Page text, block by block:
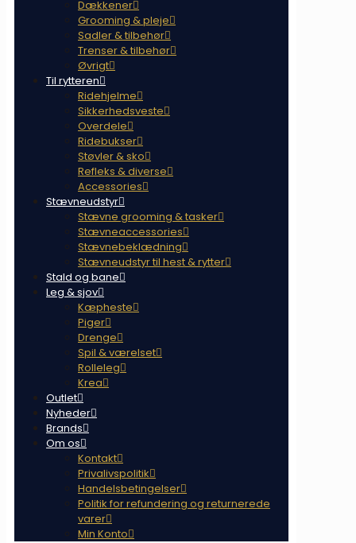
Dækkener
Grooming & pleje
Sadler & tilbehør
Trenser & tilbehør
Øvrigt
Til rytteren
Ridehjelme
Sikkerhedsveste
Overdele
Ridebukser
Støvler & sko
Refleks & diverse
Accessories
Stævneudstyr
Stævne grooming & tasker
Stævneaccessories
Stævnebeklædning
Stævneudstyr til hest & rytter
Stald og bane
Leg & sjov
Kæpheste
Piger
Drenge
Spil & værelset
Rolleleg
Krea
Outlet
Nyheder
Brands
Om os
Kontakt
Privalivspolitik
Handelsbetingelser
Politik for refundering og returnerede
varer
Min Konto